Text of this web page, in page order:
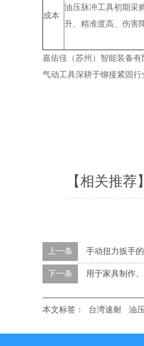
成本
油压脉冲工具初期采
升、精准度高、伤害
嘉佑佳（苏州）智能装备
气动工具深耕于铆接紧固行
【相关推荐】
上一条 手动扭力扳手
下一条 用于家具制作
本文标签： 台湾速耐 油